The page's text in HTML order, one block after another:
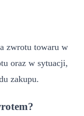
zwrotu towaru w
oraz w sytuacji,
zakupu.